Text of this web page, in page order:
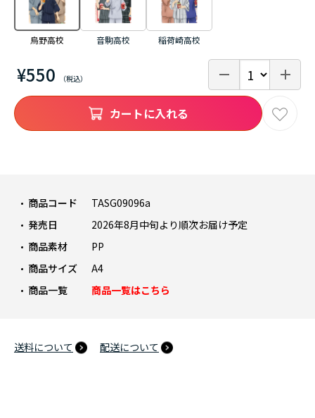
¥550
商品コード
TASG09096a
発売日
2026年8月中旬より順次お届け予定
商品素材
PP
商品サイズ
A4
商品一覧
商品一覧はこちら
送料について 配送について
烏野高校 音駒高校 稲荷崎高校
カートに入れる